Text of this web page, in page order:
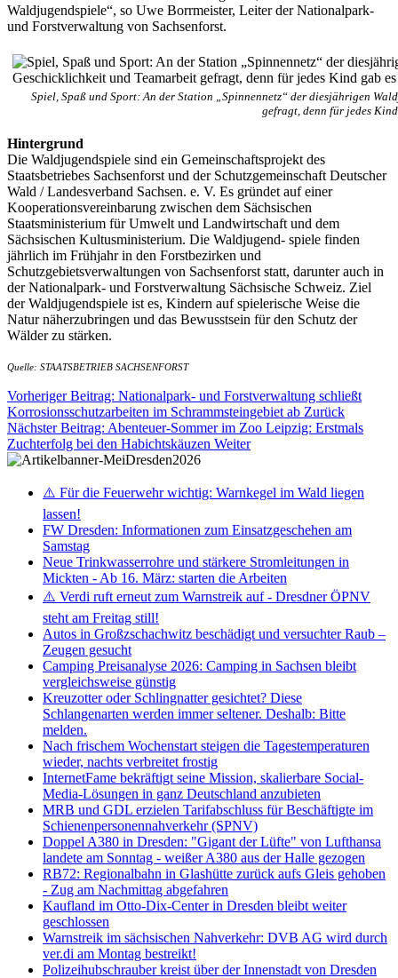
Waldjugendspiele“, so Uwe Borrmeister, Leiter der Nationalpark-
und Forstverwaltung von Sachsenforst.
Spiel, Spaß und Sport: An der Station „Spinnennetz“ der diesjährigen
gefragt, denn für jedes
Hintergrund
Die Waldjugendspiele sind ein Gemeinschaftsprojekt des
Staatsbetriebes Sachsenforst und der Schutzgemeinschaft Deutscher
Wald / Landesverband Sachsen. e. V. Es gründet auf einer
Kooperationsvereinbarung zwischen dem Sächsischen
Staatsministerium für Umwelt und Landwirtschaft und dem
Sächsischen Kultusministerium. Die Waldjugend- spiele finden
jährlich im Frühjahr in den Forstbezirken und
Schutzgebietsverwaltungen von Sachsenforst statt, darunter auch in
der Nationalpark- und Forstverwaltung Sächsische Schweiz. Ziel
der Waldjugendspiele ist es, Kindern auf spielerische Weise die
Natur näherzubringen und das Bewusstsein für den Schutz der
Wälder zu stärken.
Quelle: STAATSBETRIEB SACHSENFORST
Vorheriger Beitrag: Nationalpark- und Forstverwaltung schließt
Korrosionsschutzarbeiten im Schrammsteingebiet ab Zurück
Nächster Beitrag: Abenteuer-Sommer im Zoo Leipzig: Erstmals
Zuchterfolg bei den Habichtskäuzen Weiter
⚠️ Für die Feuerwehr wichtig: Warnkegel im Wald liegen
lassen!
FW Dresden: Informationen zum Einsatzgeschehen am
Samstag
Neue Trinkwasserrohre und stärkere Stromleitungen in
Mickten - Ab 16. März: starten die Arbeiten
⚠️ Verdi ruft erneut zum Warnstreik auf - Dresdner ÖPNV
steht am Freitag still!
Autos in Großzschachwitz beschädigt und versuchter Raub –
Zeugen gesucht
Camping Preisanalyse 2026: Camping in Sachsen bleibt
vergleichsweise günstig
Kreuzotter oder Schlingnatter gesichtet? Diese
Schlangenarten werden immer seltener. Deshalb: Bitte
melden.
Nach frischem Wochenstart steigen die Tagestemperaturen
wieder, nachts verbreitet frostig
InternetFame bekräftigt seine Mission, skalierbare Social-
Media-Lösungen in ganz Deutschland anzubieten
MRB und GDL erzielen Tarifabschluss für Beschäftigte im
Schienenpersonennahverkehr (SPNV)
Doppel A380 in Dresden: "Gigant der Lüfte" von Lufthansa
landete am Sonntag - weißer A380 aus der Halle gezogen
RB72: Regionalbahn in Glashütte zurück aufs Gleis gehoben
- Zug am Nachmittag abgefahren
Kaufland im Otto-Dix-Center in Dresden bleibt weiter
geschlossen
Warnstreik im sächsischen Nahverkehr: DVB AG wird durch
ver.di am Montag bestreikt!
Polizeihubschrauber kreist über der Innenstadt von Dresden